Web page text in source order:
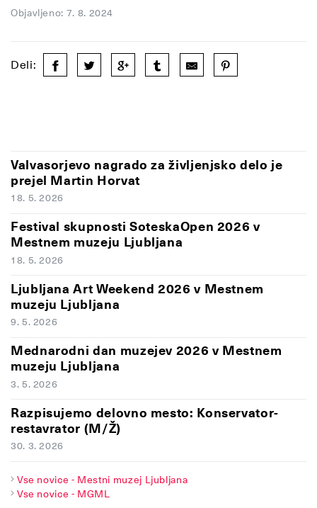
Objavljeno: 7. 8. 2024
Deli:
Valvasorjevo nagrado za življenjsko delo je
prejel Martin Horvat
18. 5. 2026
Festival skupnosti SoteskaOpen 2026 v
Mestnem muzeju Ljubljana
18. 5. 2026
Ljubljana Art Weekend 2026 v Mestnem
muzeju Ljubljana
9. 5. 2026
Mednarodni dan muzejev 2026 v Mestnem
muzeju Ljubljana
3. 5. 2026
Razpisujemo delovno mesto: Konservator-
restavrator (M/Ž)
30. 3. 2026
Vse novice - Mestni muzej Ljubljana
Vse novice - MGML